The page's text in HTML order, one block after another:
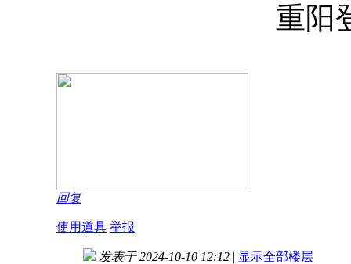
重阳
回复
使用道具 举报
发表于 2024-10-10 12:12 | 显示全部楼层